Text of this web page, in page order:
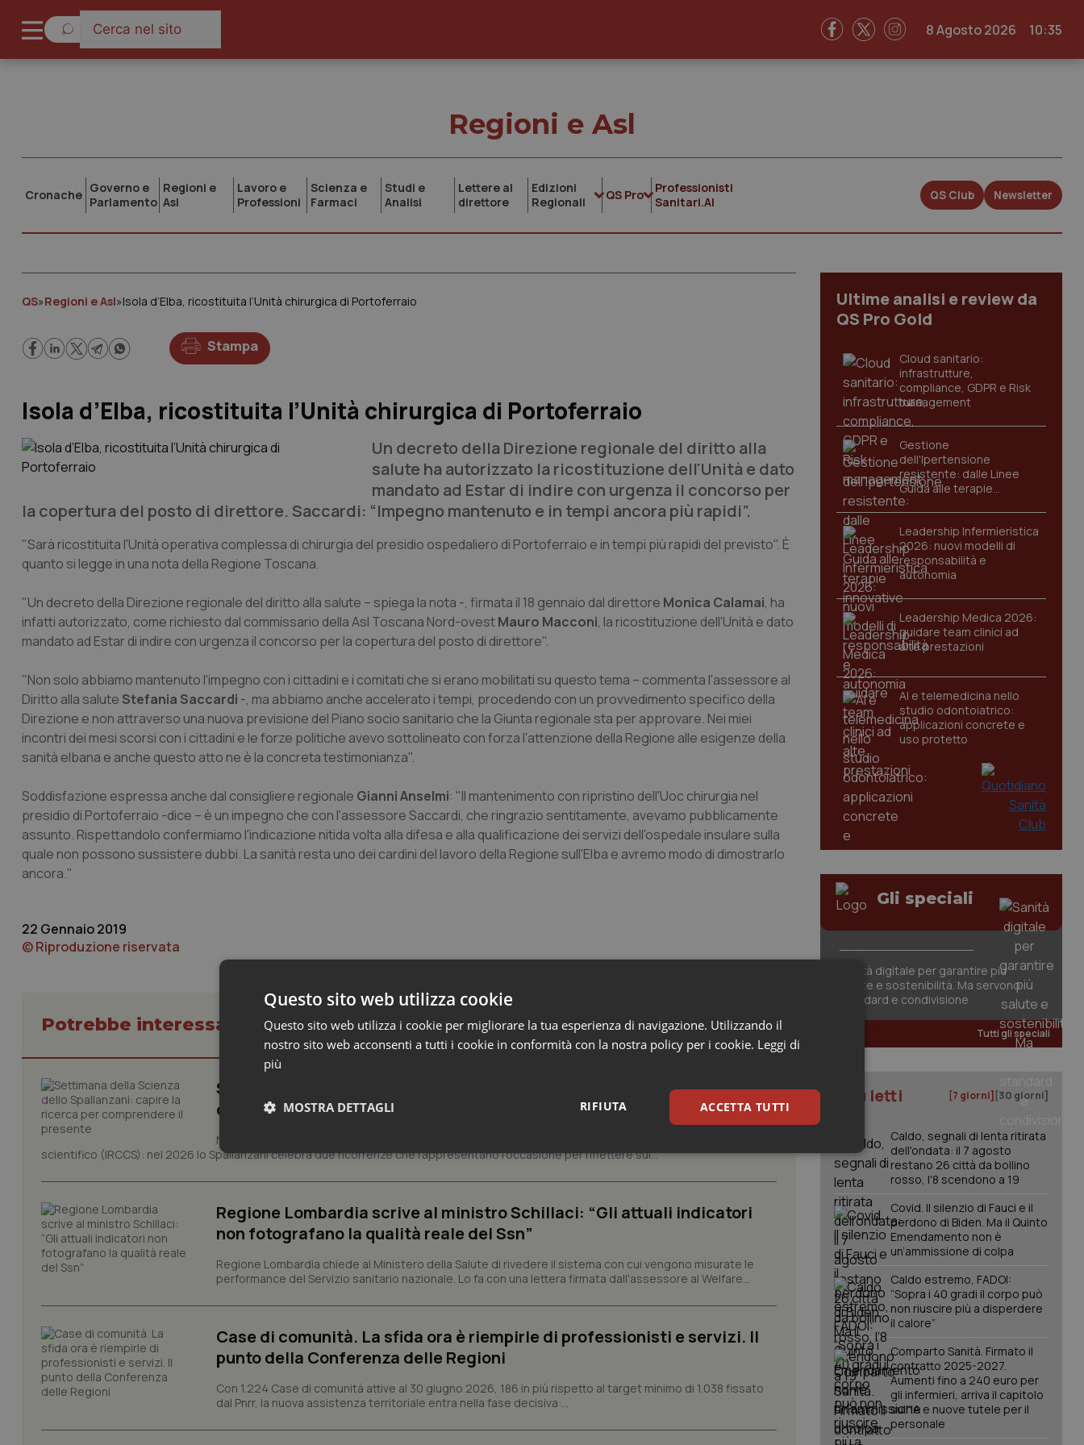
8 Agosto 2026 10:35
Regioni e Asl
Cronache Governo e
Parlamento
Regioni e
Asl
Lavoro e
Professioni
Scienza e
Farmaci
Studi e
Analisi
Lettere al
direttore
Edizioni
Regionali
QS Pro
Professionisti
Sanitari.AI
QS Club Newsletter
QS»Regioni e Asl»Isola d’Elba, ricostituita l’Unità chirurgica di Portoferraio
Stampa
Isola d’Elba, ricostituita l’Unità chirurgica di Portoferraio
Un decreto della Direzione regionale del diritto alla
salute ha autorizzato la ricostituzione dell'Unità e dato
mandato ad Estar di indire con urgenza il concorso per
la copertura del posto di direttore. Saccardi: “Impegno mantenuto e in tempi ancora più rapidi”.
"Sarà ricostituita l'Unità operativa complessa di chirurgia del presidio ospedaliero di Portoferraio e in tempi più rapidi del previsto". È
quanto si legge in una nota della Regione Toscana.
"Un decreto della Direzione regionale del diritto alla salute – spiega la nota -, firmata il 18 gennaio dal direttore Monica Calamai, ha
infatti autorizzato, come richiesto dal commissario della Asl Toscana Nord-ovestMauro Macconi, la ricostituzione dell'Unità e dato
mandato ad Estar di indire con urgenza il concorso per la copertura del posto di direttore".
"Non solo abbiamo mantenuto l'impegno con i cittadini e i comitati che si erano mobilitati su questo tema – commenta l'assessore al
Diritto alla salute Stefania Saccardi -, ma abbiamo anche accelerato i tempi, procedendo con un provvedimento specifico della
Direzione e non attraverso una nuova previsione del Piano socio sanitario che la Giunta regionale sta per approvare. Nei miei
incontri dei mesi scorsi con i cittadini e le forze politiche avevo sottolineato con forza l'attenzione della Regione alle esigenze della
sanità elbana e anche questo atto ne è la concreta testimonianza".
Soddisfazione espressa anche dal consigliere regionale Gianni Anselmi: "Il mantenimento con ripristino dell'Uoc chirurgia nel
presidio di Portoferraio -dice – è un impegno che con l'assessore Saccardi, che ringrazio sentitamente, avevamo pubblicamente
assunto. Rispettandolo confermiamo l'indicazione nitida volta alla difesa e alla qualificazione dei servizi dell'ospedale insulare sulla
quale non possono sussistere dubbi. La sanità resta uno dei cardini del lavoro della Regione sull'Elba e avremo modo di dimostrarlo
ancora."
22 Gennaio 2019
© Riproduzione riservata
Potrebbe interessarti in Regioni e Asl
Settimana della Scienza dello Spallanzani: capire la ricerca per
comprendere il presente
Novant'anni dalla fondazione e trent'anni dal riconoscimento come Istituto di ricovero e cura a carattere
scientifico (IRCCS): nel 2026 lo Spallanzani celebra due ricorrenze che rappresentano l'occasione per riflettere sul...
Regione Lombardia scrive al ministro Schillaci: “Gli attuali indicatori
non fotografano la qualità reale del Ssn”
Regione Lombardia chiede al Ministero della Salute di rivedere il sistema con cui vengono misurate le
performance del Servizio sanitario nazionale. Lo fa con una lettera firmata dall'assessore al Welfare...
Case di comunità. La sfida ora è riempirle di professionisti e servizi. Il
punto della Conferenza delle Regioni
Con 1.224 Case di comunità attive al 30 giugno 2026, 186 in più rispetto al target minimo di 1.038 fissato
dal Pnrr, la nuova assistenza territoriale entra nella fase decisiva:...
Ultime analisi e review da
QS Pro Gold
Cloud sanitario:
infrastrutture,
compliance, GDPR e Risk
management
Gestione
dell'Ipertensione
resistente: dalle Linee
Guida alle terapie
innovative
Leadership Infermieristica
2026: nuovi modelli di
responsabilità e
autonomia
Leadership Medica 2026:
guidare team clinici ad
alte prestazioni
AI e telemedicina nello
studio odontoiatrico:
applicazioni concrete e
uso protetto
Gli speciali
Sanità digitale per garantire più
salute e sostenibilità. Ma servono
standard e condivisione
Tutti gli speciali
I più letti [7 giorni] [30 giorni]
Caldo, segnali di lenta ritirata
dell'ondata: il 7 agosto
restano 26 città da bollino
rosso, l'8 scendono a 19
Covid. Il silenzio di Fauci e il
perdono di Biden. Ma il Quinto
Emendamento non è
un’ammissione di colpa
Caldo estremo, FADOI:
“Sopra i 40 gradi il corpo può
non riuscire più a disperdere
il calore”
Comparto Sanità. Firmato il
contratto 2025-2027.
Aumenti fino a 240 euro per
gli infermieri, arriva il capitolo
sull'IA e nuove tutele per il
personale
Questo sito web utilizza cookie
Questo sito web utilizza i cookie per migliorare la tua esperienza di navigazione. Utilizzando il
nostro sito web acconsenti a tutti i cookie in conformità con la nostra policy per i cookie. Leggi di
più
ACCETTA TUTTI
RIFIUTA
MOSTRA DETTAGLI
Necessari Statistici Marketing
Necessari Statistici Marketing
Nome
Fornitore /Dominio Scadenza
Descrizione
VISITOR_PRIVACY_METADATA
YouTube
.youtube.com
del visitatore riguardo a varie politiche e